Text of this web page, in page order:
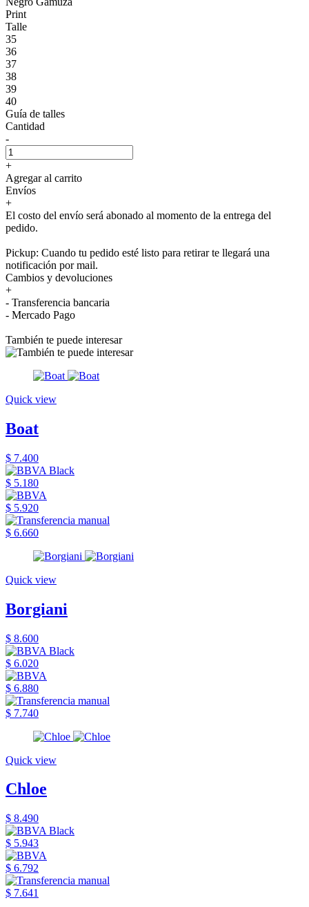
Print
Talle
35
36
37
38
39
40
Guía de talles
Cantidad
-
+
Agregar al carrito
Envíos
+
El costo del envío será abonado al momento de la entrega del
pedido.
Pickup: Cuando tu pedido esté listo para retirar te llegará una
notificación por mail.
Cambios y devoluciones
+
- Transferencia bancaria
- Mercado Pago
También te puede interesar
Quick view
Boat
$ 7.400
$ 5.180
$ 5.920
$ 6.660
Quick view
Borgiani
$ 8.600
$ 6.020
$ 6.880
$ 7.740
Quick view
Chloe
$ 8.490
$ 5.943
$ 6.792
$ 7.641